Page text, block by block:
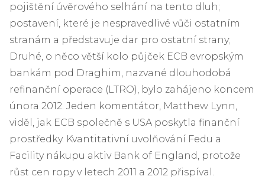
pojištění úvěrového selhání na tento dluh;
postavení, které je nespravedlivé vůči ostatním
stranám a představuje dar pro ostatní strany;
Druhé, o něco větší kolo půjček ECB evropským
bankám pod Draghim, nazvané dlouhodobá
refinanční operace (LTRO), bylo zahájeno koncem
února 2012. Jeden komentátor, Matthew Lynn,
viděl, jak ECB společně s USA poskytla finanční
prostředky. Kvantitativní uvolňování Fedu a
Facility nákupu aktiv Bank of England, protože
růst cen ropy v letech 2011 a 2012 přispíval.